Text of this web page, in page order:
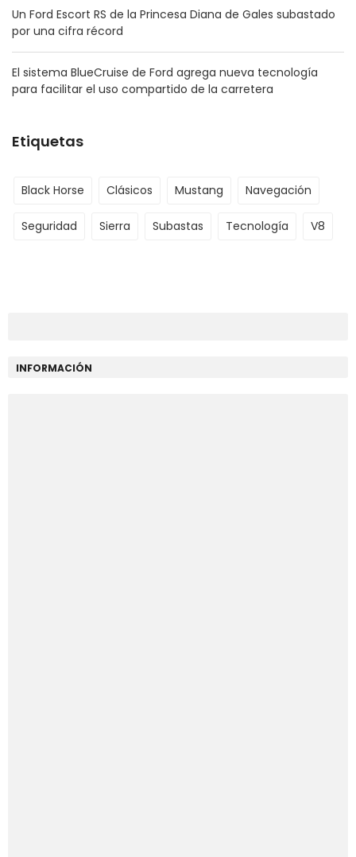
Un Ford Escort RS de la Princesa Diana de Gales subastado
por una cifra récord
El sistema BlueCruise de Ford agrega nueva tecnología
para facilitar el uso compartido de la carretera
Etiquetas
Black Horse Clásicos Mustang Navegación
Seguridad Sierra Subastas Tecnología V8
INFORMACIÓN